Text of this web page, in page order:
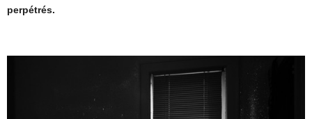
perpétrés.